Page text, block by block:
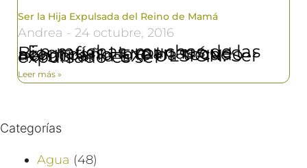
Ser la Hija Expulsada del Reino de Mamá
Andrea 24 octubre, 2016
En muchas, muchas de las Biografías Humanas que acompaño me ha tocado nombrar la EXPULSIÓN. Ser expulsado es ser
Leer más »
Categorías
Agua (48)